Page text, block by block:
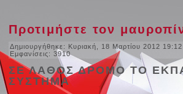
Προτιμήστε τον
Δημιουργήθηκε: Κυριακή, 18 Μαρτίου 2012 19:12
Εμφανίσεις: 3910
ΣΕ ΛΑΘΟΣ ΔΡΟΜΟ ΤΟ
ΣΥΣΤΗΜΑ